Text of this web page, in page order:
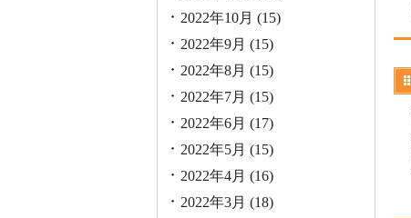
2022年10月 (15)
2022年9月 (15)
2022年8月 (15)
2022年7月 (15)
2022年6月 (17)
2022年5月 (15)
2022年4月 (16)
2022年3月 (18)